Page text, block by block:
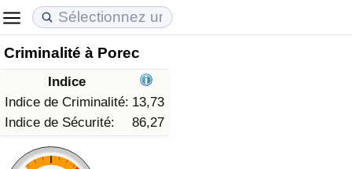
Criminalité à Porec
Indice
Indice de Criminalité: 13,73
Indice de Sécurité:
86,27
Coût de la vie
Indice du Coût de la Vie (Actuel)
Indice du Coût de la Vie
Prix de l'immobilier
Indice des Prix de l'immobilier (Actuel)
Indice des Prix de l'immobilier
Qualité de Vie
Indice de Qualité de Vie
Indice de Qualité de Vie (Actuel)